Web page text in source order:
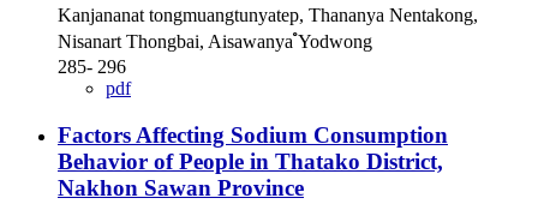
Kanjananat tongmuangtunyatep, Thananya Nentakong,
Nisanart Thongbai, Aisawanya ํYodwong
285- 296
pdf
Factors Affecting Sodium Consumption
Behavior of People in Thatako District,
Nakhon Sawan Province